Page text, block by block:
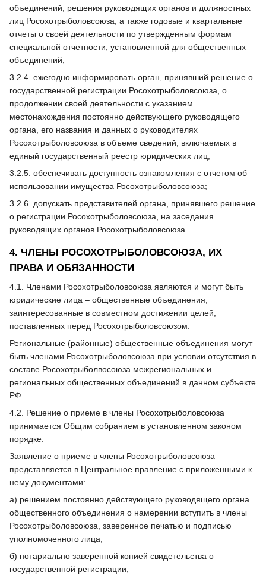
объединений, решения руководящих органов и должностных
лиц Росохотрыболовсоюза, а также годовые и квартальные
отчеты о своей деятельности по утвержденным формам
специальной отчетности, установленной для общественных
объединений;
3.2.4. ежегодно информировать орган, принявший решение о
государственной регистрации Росохотрыболовсоюза, о
продолжении своей деятельности с указанием
местонахождения постоянно действующего руководящего
органа, его названия и данных о руководителях
Росохотрыболовсоюза в объеме сведений, включаемых в
единый государственный реестр юридических лиц;
3.2.5. обеспечивать доступность ознакомления с отчетом об
использовании имущества Росохотрыболовсоюза;
3.2.6. допускать представителей органа, принявшего решение
о регистрации Росохотрыболовсоюза, на заседания
руководящих органов Росохотрыболовсоюза.
4. ЧЛЕНЫ РОСОХОТРЫБОЛОВСОЮЗА, ИХ
ПРАВА И ОБЯЗАННОСТИ
4.1. Членами Росохотрыболовсоюза являются и могут быть
юридические лица – общественные объединения,
заинтересованные в совместном достижении целей,
поставленных перед Росохотрыболовсоюзом.
Региональные (районные) общественные объединения могут
быть членами Росохотрыболовсоюза при условии отсутствия в
составе Росохотрыболвосоюза межрегиональных и
региональных общественных объединений в данном субъекте
РФ.
4.2. Решение о приеме в члены Росохотрыболовсоюза
принимается Общим собранием в установленном законом
порядке.
Заявление о приеме в члены Росохотрыболовсоюза
представляется в Центральное правление с приложенными к
нему документами:
а) решением постоянно действующего руководящего органа
общественного объединения о намерении вступить в члены
Росохотрыболовсоюза, заверенное печатью и подписью
уполномоченного лица;
б) нотариально заверенной копией свидетельства о
государственной регистрации;